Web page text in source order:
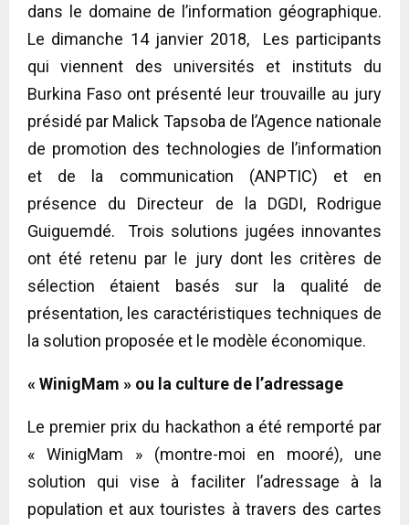
dans le domaine de l’information géographique.
Le dimanche 14 janvier 2018, Les participants
qui viennent des universités et instituts du
Burkina Faso ont présenté leur trouvaille au jury
présidé par Malick Tapsoba de l’Agence nationale
de promotion des technologies de l’information
et de la communication (ANPTIC) et en
présence du Directeur de la DGDI, Rodrigue
Guiguemdé. Trois solutions jugées innovantes
ont été retenu par le jury dont les critères de
sélection étaient basés sur la qualité de
présentation, les caractéristiques techniques de
la solution proposée et le modèle économique.
« WinigMam » ou la culture de l’adressage
Le premier prix du hackathon a été remporté par
« WinigMam » (montre-moi en mooré), une
solution qui vise à faciliter l’adressage à la
population et aux touristes à travers des cartes